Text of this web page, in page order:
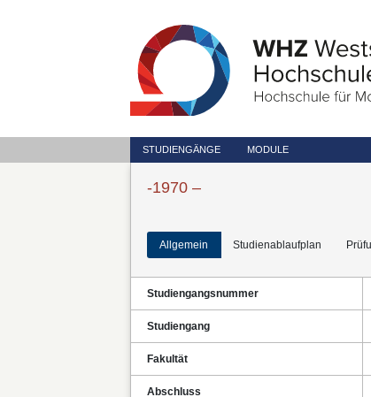
STUDIENGÄNGE MODULE
-1970 –
Allgemein Studienablaufplan
Studiengangsnummer
Studiengang
Fakultät
Abschluss